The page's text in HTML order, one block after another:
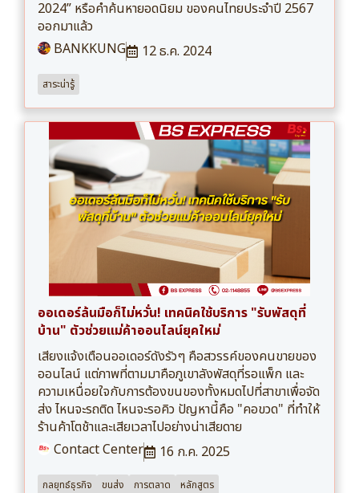
2024” หรือคำค้นหายอดนิยม ของคนไทยประจำปี 2567
ออกมาแล้ว
BANKKUNG
12 ธ.ค. 2024
สาระน่ารู้
ออเดอร์ล้นมือก็ไม่หวั่น! เทคนิคใช้บริการ "รับพัสดุที่
บ้าน" ตัวช่วยแม่ค้าออนไลน์ยุคใหม่
เสียงแจ้งเตือนออเดอร์ดังรัวๆ คือสวรรค์ของคนขายของ
ออนไลน์ แต่ภาพที่ตามมาคือภูเขาลังพัสดุที่รอแพ็ก และ
ความเหนื่อยใจกับการต้องขนของทั้งหมดไปที่สาขาเพื่อจัด
ส่ง ไหนจะรถติด ไหนจะรอคิว ปัญหานี้คือ "คอขวด" ที่ทำให้
ร้านค้าโตช้าและเสียเวลาไปอย่างน่าเสียดาย
Contact Center
16 ก.ค. 2025
กลยุทธ์ธุรกิจ ขนส่ง การตลาด หลักสูตร